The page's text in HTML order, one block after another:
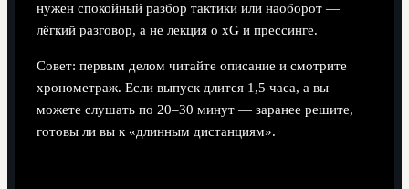
нужен спокойный разбор тактики или наоборот —
лёгкий разговор, а не лекция о xG и прессинге.
Совет: первым делом читайте описание и смотрите
хронометраж. Если выпуск длится 1,5 часа, а вы
можете слушать по 20–30 минут — заранее решите,
готовы ли вы к «длинным дистанциям».